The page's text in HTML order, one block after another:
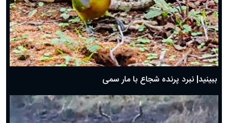
ببینید| نبرد پرنده شجاع با مار سمی